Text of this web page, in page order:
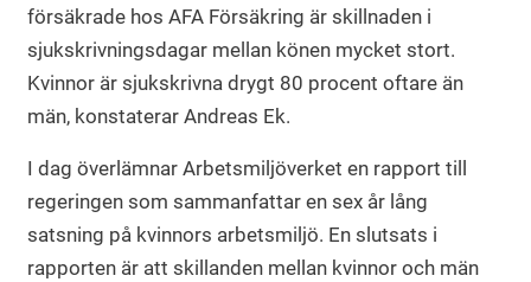
försäkrade hos AFA Försäkring är skillnaden i
sjukskrivningsdagar mellan könen mycket stort.
Kvinnor är sjukskrivna drygt 80 procent oftare än
män, konstaterar Andreas Ek.
I dag överlämnar Arbetsmiljöverket en rapport till
regeringen som sammanfattar en sex år lång
satsning på kvinnors arbetsmiljö. En slutsats i
rapporten är att skillanden mellan kvinnor och män